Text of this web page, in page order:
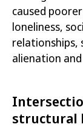
caused
loneliness,
relationships,
alienation
structural